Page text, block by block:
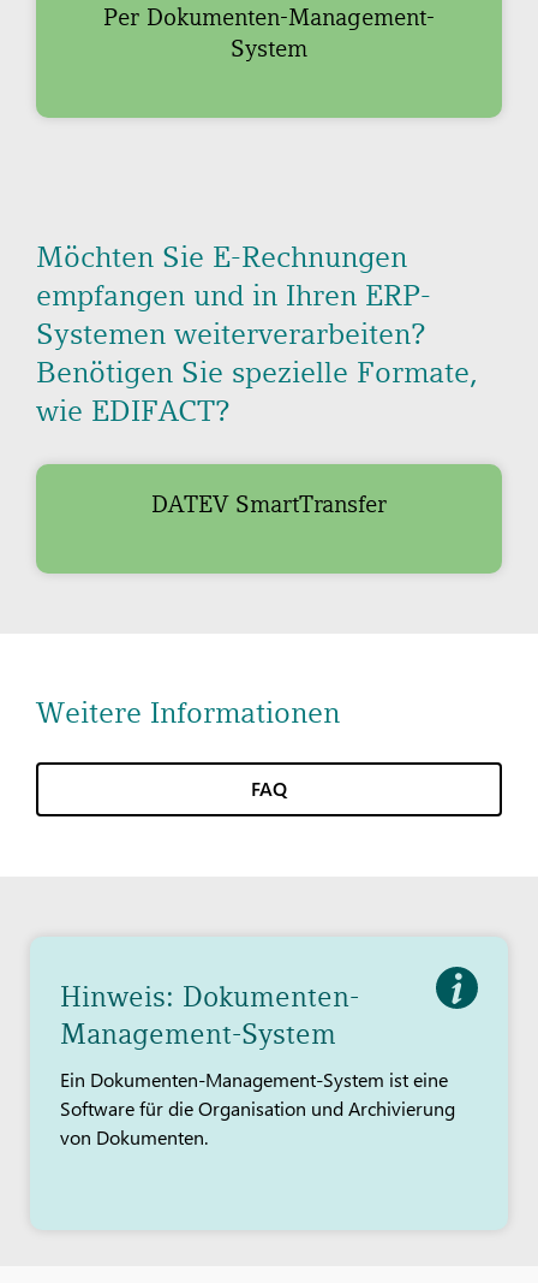
Per Dokumenten-Management-
System
Möchten Sie E-Rechnungen
empfangen und in Ihren ERP-
Systemen weiterverarbeiten?
Benötigen Sie spezielle Formate,
wie EDIFACT?
DATEV SmartTransfer
Weitere Informationen
FAQ
Hinweis: Dokumenten-
Management-System
Ein Dokumenten-Management-System ist eine
Software für die Organisation und Archivierung
von Dokumenten.